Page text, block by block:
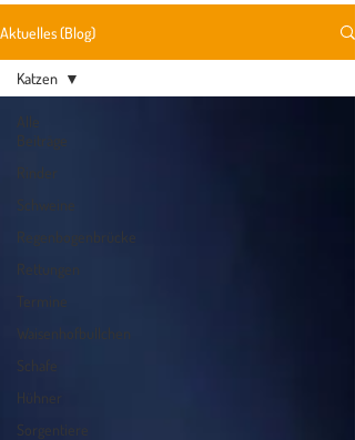
Aktuelles (Blog)
Alle
Beiträge
Rinder
Schweine
Regenbogenbrücke
Rettungen
Termine
Waisenhofbullchen
Hühner
Sorgentiere
Katzen